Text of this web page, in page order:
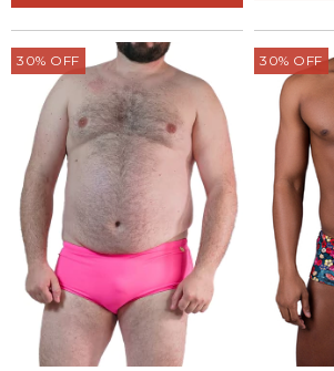
30% OFF 30% OFF